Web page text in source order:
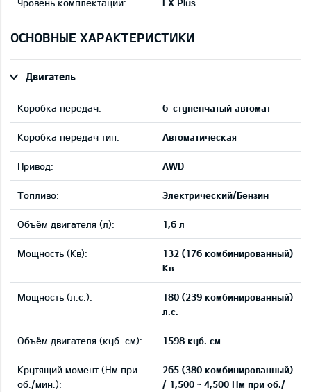
Уровень комплектации: LX Plus
ОСНОВНЫЕ ХАРАКТЕРИСТИКИ
Двигатель
Коробка передач: 6-ступенчатый автомат
Коробка передач тип: Автоматическая
Привод: AWD
Tопливо: Электрический/Бензин
Объём двигателя (л): 1,6 л
Мощность (Кв):
132 (176 комбинированный)
Кв
Мощность (л.с.):
180 (239 комбинированный)
л.с.
Объём двигателя (куб. см): 1598 куб. см
Крутящий момент (Нм при
об./мин.):
265 (380 комбинированный)
/ 1,500 ~ 4,500 Нм при об./